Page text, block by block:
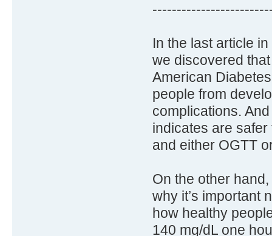
In the last article
we discovered
American
people from
complications.
indicates are
and either OGTT
On the other
why it’s important
how healthy
140 mg/dL one